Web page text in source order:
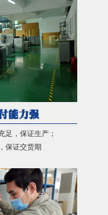
足，保证生产；
保证交货期